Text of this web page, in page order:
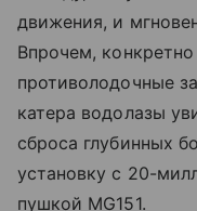
движения, и
Впрочем,
противолодочные
катера водолазы
сброса глубинных
установку с 20-
пушкой MG151.